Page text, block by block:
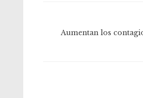
Aumentan los